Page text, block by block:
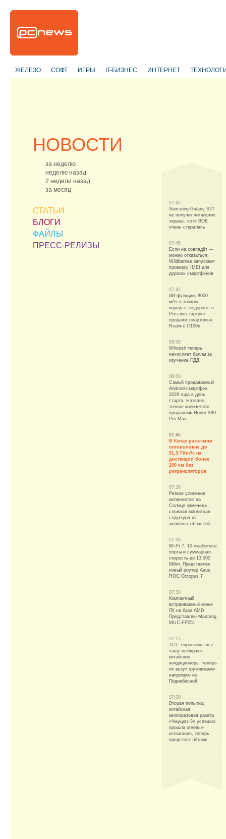
ЖЕЛЕЗО СОФТ ИГРЫ IT-БИЗНЕС ИНТЕРНЕТ
НОВОСТИ
за неделю
неделю назад
2 недели назад
за месяц
СТАТЬИ
БЛОГИ
ФАЙЛЫ
ПРЕСС-РЕЛИЗЫ
07:45
Samsung Galaxy S27
не получит китайские
экраны, хотя BOE
очень старалась
07:45
Если не совпадёт —
можно отказаться:
Wildberries запускает
проверку IMEI для
дорогих смартфонов
07:45
ИИ-функции, 8000
мАч в тонком
корпусе, недорого: в
России стартуют
продажи смартфона
Realme C100x
08:00
Whoosh теперь
начисляет баллы за
изучение ПДД
08:00
Самый продаваемый
Android-смартфон
2026 года в день
старта. Названо
точное количество
проданных Honor X80
Pro Max
07:45
В Китае разогнали
оптоволокно до
51,3 Тбит/с на
дистанции более
200 км без
ретрансляторов
07:30
Резкое усиление
активности: на
Солнце замечена
сложная магнитная
структура из
активных областей
07:30
Wi-Fi 7, 10-гигабитные
порты и суммарная
скорость до 13 000
Мбит. Представлен
новый роутер Asus
ROG Octopus 7
07:30
Компактный
встраиваемый мини-
ПК на базе AMD.
Представлен Maxtang
MUC-FP551
07:15
TCL: европейцы всё
чаще выбирают
китайские
кондиционеры, теперь
их везут грузовиками
напрямую из
Поднебесной
07:00
Вторая попытка:
китайская
многоразовая ракета
«Чжуцюэ-3» успешно
прошла огневые
испытания, теперь
предстоят лётные